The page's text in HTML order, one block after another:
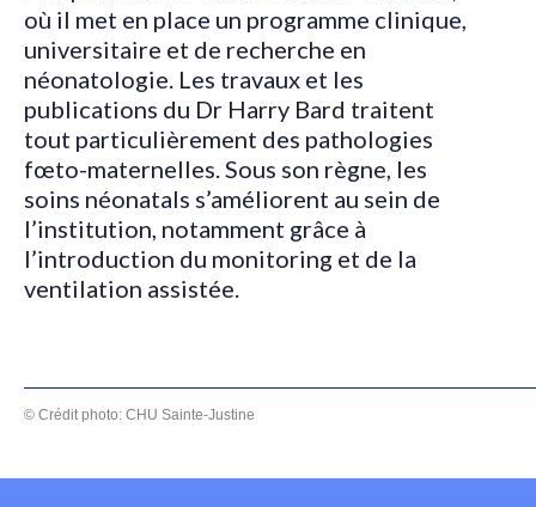
où il met en place un programme clinique,
universitaire et de recherche en
néonatologie. Les travaux et les
publications du Dr Harry Bard traitent
tout particulièrement des pathologies
fœto-maternelles. Sous son règne, les
soins néonatals s’améliorent au sein de
l’institution, notamment grâce à
l’introduction du monitoring et de la
ventilation assistée.
© Crédit photo: CHU Sainte-Justine